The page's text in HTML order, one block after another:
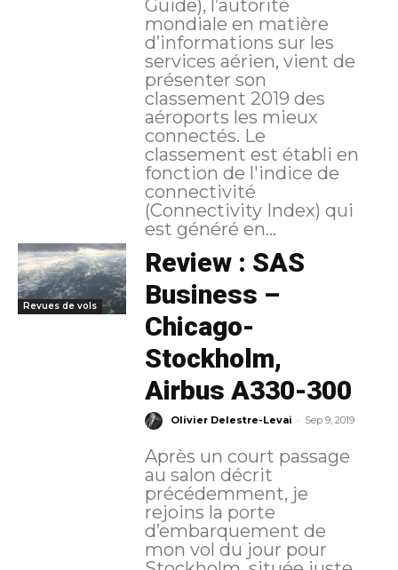
Guide), l’autorité
mondiale en matière
d’informations sur les
services aérien, vient de
présenter son
classement 2019 des
aéroports les mieux
connectés. Le
classement est établi en
fonction de l'indice de
connectivité
(Connectivity Index) qui
est généré en...
Revues de vols
Review : SAS
Business –
Chicago-
Stockholm,
Airbus A330-300
Olivier Delestre-Levai - Sep 9, 2019
Après un court passage
au salon décrit
précédemment, je
rejoins la porte
d’embarquement de
mon vol du jour pour